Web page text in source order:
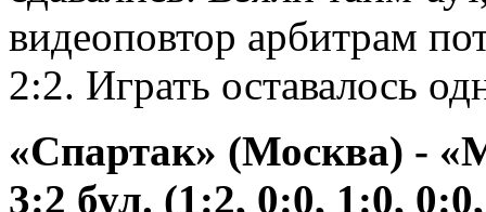
видеоповтор арбитрам
2:2. Играть оставалось
«Спартак» (Москва) -
3:2 бул. (1:2, 0:0, 1:0,